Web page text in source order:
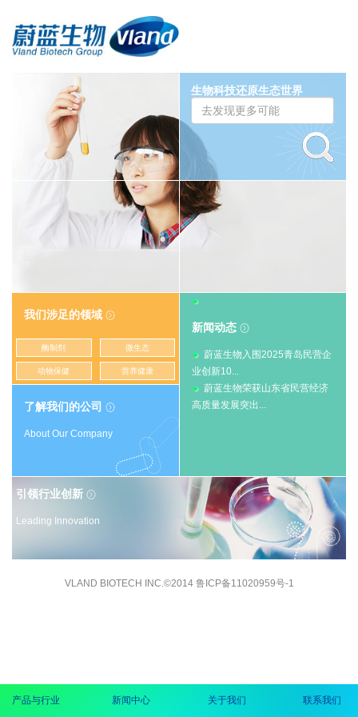
生物科技还原生态世界
我们涉足的领域 
酶制剂 微生态
动物保健 营养健康
了解我们的公司 
About Our Company
新闻动态 
蔚蓝生物入围2025青岛民营企
业创新10...
蔚蓝生物荣获山东省民营经济
高质量发展突出...
引领行业创新 
Leading Innovation
VLAND BIOTECH INC.©2014 鲁ICP备11020959号-1
产品与行业 新闻中心 关于我们 联系我们